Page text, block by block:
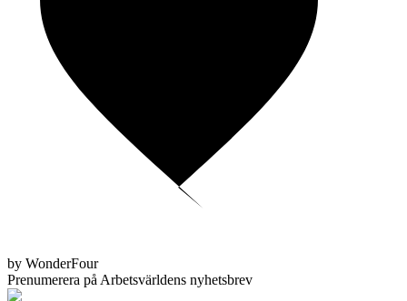
by WonderFour
Prenumerera på Arbetsvärldens nyhetsbrev